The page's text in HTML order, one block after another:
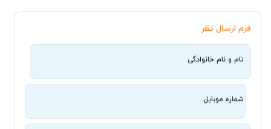
فرم ارسال نظر
نام و نام خانوادگی
شماره موبایل